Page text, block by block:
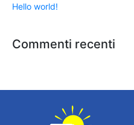
Hello world!
Commenti recenti